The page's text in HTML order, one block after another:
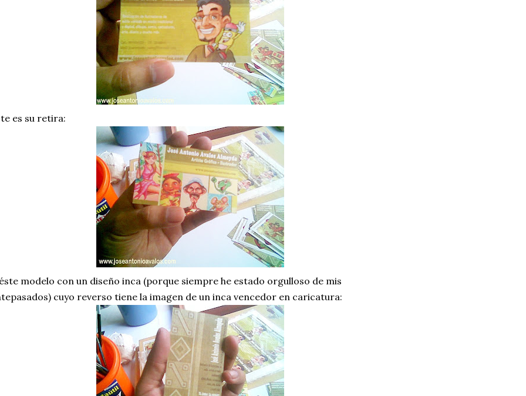
es su retira:
modelo con un diseño inca (porque siempre he estado orgulloso de mis
cuyo reverso tiene la imagen de un inca vencedor en caricatura: